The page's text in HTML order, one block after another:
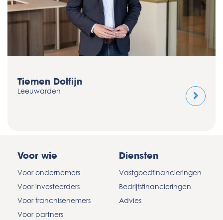
Tiemen Dolfijn
Leeuwarden
Voor wie
Voor ondernemers
Voor investeerders
Voor franchisenemers
Voor partners
Diensten
Vastgoedfinancieringen
Bedrijfsfinancieringen
Advies